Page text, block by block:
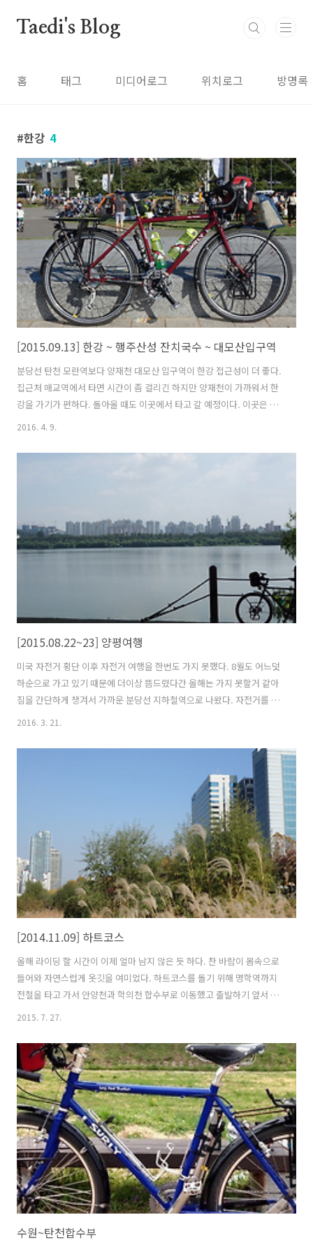
Taedi's Blog
홈 태그 미디어로그 위치로그 방명록
한강 4
[2015.09.13] 한강 ~ 행주산성 잔치국수 ~ 대모산입구역
분당선 탄천 모란역보다 양재천 대모산 입구역이 한강 접근성이 더 좋다.
집근처 매교역에서 타면 시간이 좀 걸리긴 하지만 양재천이 가까워서 한
강을 가기가 편하다. 돌아올 때도 이곳에서 타고 갈 예정이다. 이곳은 강
남권에 위치해 있으면서 개천과 주변에 산이 있어 자연환경 여건이 좋다.
만 라이딩 하기에는 괜찮은 날씨다. 탄천합수부 어느정도 라이딩을 하니
잠수교를 건넜다. 반포대교 분수 한강 북단 자전거 도로는 남단보다는 비
교적 한산하..
2016. 4. 9.
[2015.08.22~23] 양평여행
미국 자전거 횡단 이후 자전거 여행을 한번도 가지 못했다. 8월도 어느덧
하순으로 가고 있기 때문에 더이상 뜸드렸다간 올해는 가지 못할거 같아
짐을 간단하게 챙겨서 가까운 분당선 지하철역으로 나왔다. 자전거를 조
립한지 반년이 넘었는데 아직 자전거 여행을 못갔으니 자전거에게 미안
불지 않으니 자전거 타면 금방 땀범벅이가 된다. 긴거리를 못가고 가다
쉬다를 반복하니 계속 시간만 지체된다. 어찌어찌 해서 탄천합수부까지
왔고 이곳에서 잠시 휴식을 취하며 오랜만에 자전거 카페에 접속하여 여
행간다고 인증샷을 올렸다. 자전거 여행 준비할 때는 하루에도 수십번을
들락날락 거렸는데 요즘은 통 자전거 여행을 못가니 많이 뜸해졌다. 한강
매점에서 도시..
2016. 3. 21.
[2014.11.09] 하트코스
올해 라이딩 할 시간이 이제 얼마 남지 않은 듯 하다. 찬 바람이 몸속으로
들어와 자연스럽게 옷깃을 여미었다. 하트코스를 돌기 위해 명학역까지
전철을 타고 가서 안양천과 학의천 합수부로 이동했고 출발하기 앞서 매
점에서 간단하게 요기를 때웠다. 어느 방향으로 갈지 잠시 고민하다가 학
를 타고 가야 하기 때문에 안전에 주의를 기울여야 한다. 4년전인가로 기
억하는데 양재천까지 가려고 갔다가 뭣도 모르고 과천 봉담간 고속화도
로쪽 방향으로 갔다가 다시 되돌아와 겨우 길을 찾았던 기억이 떠올랐다.
이제는 뭐 몇번 돌아봤으니 길을 헤매는 일은 없다. 아무튼 왕복 8찬선 도
로 옆을 따라 이동을 해야 하니까 조심조심 안전 라이딩을 하며 갔다 관
악산 저기 앞..
2015. 7. 27.
수원~탄천합수부